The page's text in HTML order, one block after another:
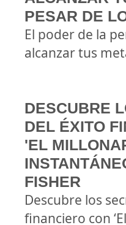
PESAR DE
El poder de la
alcanzar tus
DESCUBRE
DEL ÉXITO
'EL
FISHER
Descubre los
financiero con ‘El